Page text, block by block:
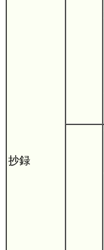
抄録